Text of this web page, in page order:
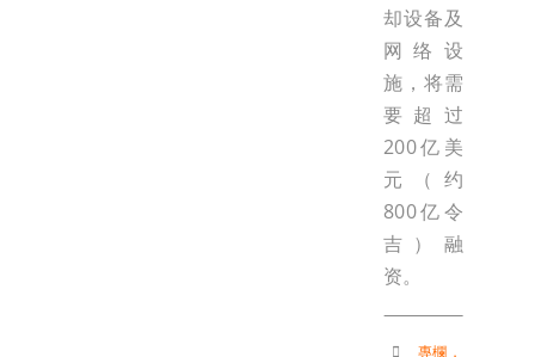
却设备及
网络设
施，将需
要超过
200亿美
元（约
800亿令
吉）融
资。
專欄 ，